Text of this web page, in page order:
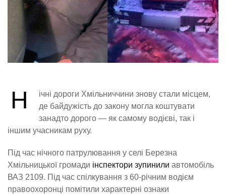
Н
ічні дороги Хмільниччини знову стали місцем,
де байдужість до закону могла коштувати
занадто дорого — як самому водієві, так і
іншим учасникам руху.
Під час нічного патрулювання у селі Березна
Хмільницької громади інспектори зупинили автомобіль
ВАЗ 2109. Під час спілкування з 60-річним водієм
правоохоронці помітили характерні ознаки